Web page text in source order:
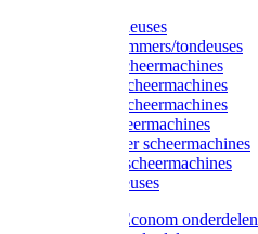
Moser tondeuses
Overige trimmers/tondeuses
Heiniger scheermachines
Hauptner scheermachines
Aesculap scheermachines
Liscop scheermachines
FarmClipper scheermachines
Constanta scheermachines
Wahl tondeuses
Aesculap/Econom onderdelen